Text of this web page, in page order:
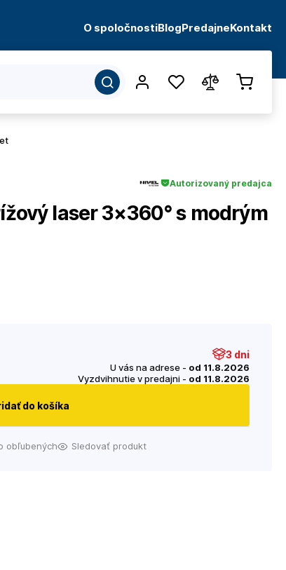
O spoločnostiBlogPredajneKontakt
Autorizovaný predajca
laser 3×360° s modrým
3 dni
U vás na adrese - od 11.8.2026
Vyzdvihnutie v predajni - od 11.8.2026
do košíka
obľubených Sledovať produkt